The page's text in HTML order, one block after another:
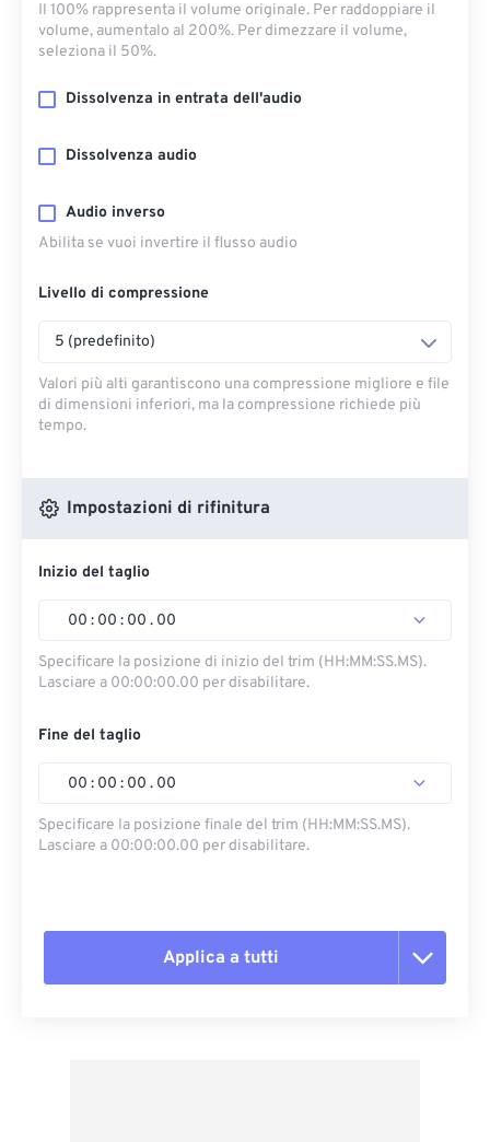
Il 100% rappresenta il volume originale. Per raddoppiare il
volume, aumentalo al 200%. Per dimezzare il volume,
seleziona il 50%.
Dissolvenza in entrata dell'audio
Dissolvenza audio
Audio inverso
Abilita se vuoi invertire il flusso audio
Livello di compressione
5 (predefinito)
Valori più alti garantiscono una compressione migliore e file
di dimensioni inferiori, ma la compressione richiede più
tempo.
Impostazioni di rifinitura
Inizio del taglio
00 : 00 : 00 . 00
Specificare la posizione di inizio del trim (HH:MM:SS.MS).
Lasciare a 00:00:00.00 per disabilitare.
Fine del taglio
00 : 00 : 00 . 00
Specificare la posizione finale del trim (HH:MM:SS.MS).
Lasciare a 00:00:00.00 per disabilitare.
Applica a tutti